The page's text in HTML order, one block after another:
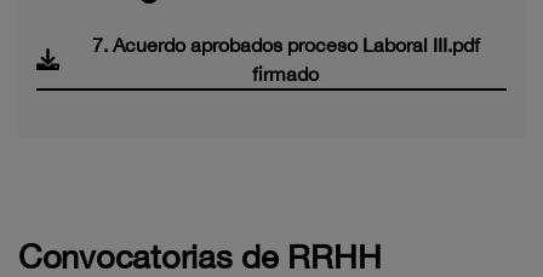
7. Acuerdo aprobados proceso Laboral III.pdf
firmado
Convocatorias de RRHH